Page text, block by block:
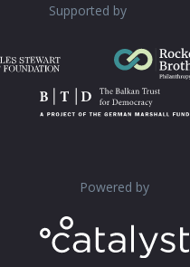
Supported by
Powered by